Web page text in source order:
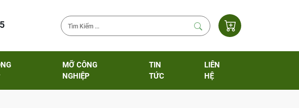
MỠ CÔNG
NGHIỆP
TIN
TỨC
LIÊN
HỆ